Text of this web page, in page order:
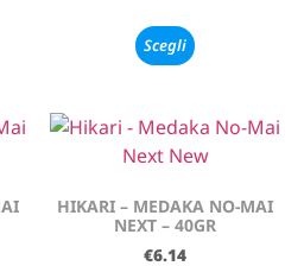
Scegli
HIKARI – MEDAKA NO-MAI
NEXT – 40GR
€6.14